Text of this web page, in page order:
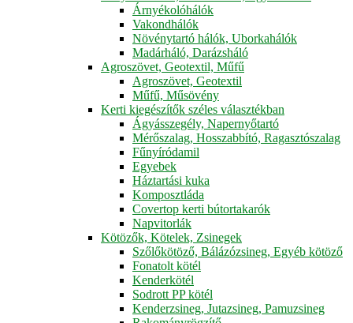
Árnyékolóhálók
Vakondhálók
Növénytartó hálók, Uborkahálók
Madárháló, Darázsháló
Agroszövet, Geotextil, Műfű
Agroszövet, Geotextil
Műfű, Műsövény
Kerti kiegészítők széles választékban
Ágyásszegély, Napernyőtartó
Mérőszalag, Hosszabbító, Ragasztószalag
Fűnyíródamil
Egyebek
Háztartási kuka
Komposztláda
Covertop kerti bútortakarók
Napvitorlák
Kötözők, Kötelek, Zsinegek
Szőlőkötöző, Bálázózsineg, Egyéb kötöző
Fonatolt kötél
Kenderkötél
Sodrott PP kötél
Kenderzsineg, Jutazsineg, Pamuzsineg